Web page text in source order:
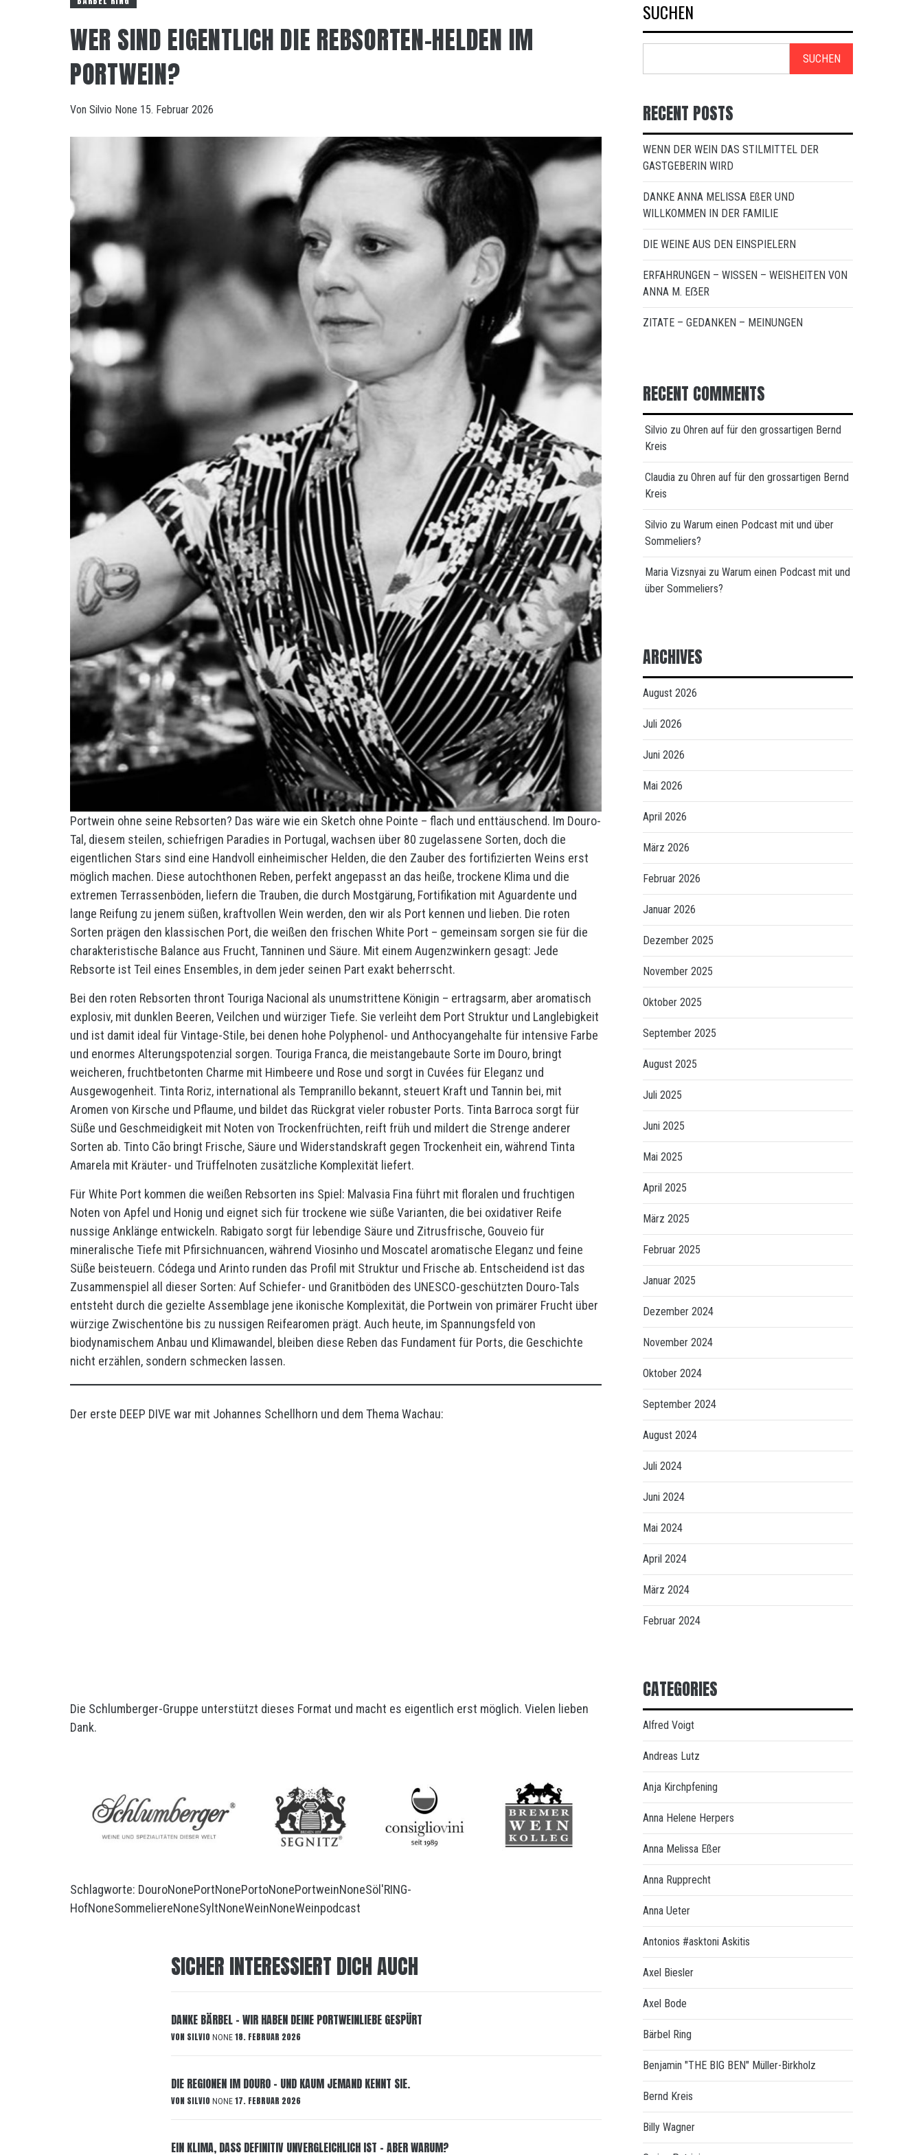
WER SIND EIGENTLICH DIE REBSORTEN-HELDEN IM
PORTWEIN?
Von Silvio None 15. Februar 2026
Portwein ohne seine Rebsorten? Das wäre wie ein Sketch ohne Pointe – flach und enttäuschend. Im Douro-
Tal, diesem steilen, schiefrigen Paradies in Portugal, wachsen über 80 zugelassene Sorten, doch die
eigentlichen Stars sind eine Handvoll einheimischer Helden, die den Zauber des fortifizierten Weins erst
möglich machen. Diese autochthonen Reben, perfekt angepasst an das heiße, trockene Klima und die
extremen Terrassenböden, liefern die Trauben, die durch Mostgärung, Fortifikation mit Aguardente und
lange Reifung zu jenem süßen, kraftvollen Wein werden, den wir als Port kennen und lieben. Die roten
Sorten prägen den klassischen Port, die weißen den frischen White Port – gemeinsam sorgen sie für die
charakteristische Balance aus Frucht, Tanninen und Säure. Mit einem Augenzwinkern gesagt: Jede
Rebsorte ist Teil eines Ensembles, in dem jeder seinen Part exakt beherrscht.
Bei den roten Rebsorten thront Touriga Nacional als unumstrittene Königin – ertragsarm, aber aromatisch
explosiv, mit dunklen Beeren, Veilchen und würziger Tiefe. Sie verleiht dem Port Struktur und Langlebigkeit
und ist damit ideal für Vintage-Stile, bei denen hohe Polyphenol- und Anthocyangehalte für intensive Farbe
und enormes Alterungspotenzial sorgen. Touriga Franca, die meistangebaute Sorte im Douro, bringt
weicheren, fruchtbetonten Charme mit Himbeere und Rose und sorgt in Cuvées für Eleganz und
Ausgewogenheit. Tinta Roriz, international als Tempranillo bekannt, steuert Kraft und Tannin bei, mit
Aromen von Kirsche und Pflaume, und bildet das Rückgrat vieler robuster Ports. Tinta Barroca sorgt für
Süße und Geschmeidigkeit mit Noten von Trockenfrüchten, reift früh und mildert die Strenge anderer
Sorten ab. Tinto Cão bringt Frische, Säure und Widerstandskraft gegen Trockenheit ein, während Tinta
Amarela mit Kräuter- und Trüffelnoten zusätzliche Komplexität liefert.
Für White Port kommen die weißen Rebsorten ins Spiel: Malvasia Fina führt mit floralen und fruchtigen
Noten von Apfel und Honig und eignet sich für trockene wie süße Varianten, die bei oxidativer Reife
nussige Anklänge entwickeln. Rabigato sorgt für lebendige Säure und Zitrusfrische, Gouveio für
mineralische Tiefe mit Pfirsichnuancen, während Viosinho und Moscatel aromatische Eleganz und feine
Süße beisteuern. Códega und Arinto runden das Profil mit Struktur und Frische ab. Entscheidend ist das
Zusammenspiel all dieser Sorten: Auf Schiefer- und Granitböden des UNESCO-geschützten Douro-Tals
entsteht durch die gezielte Assemblage jene ikonische Komplexität, die Portwein von primärer Frucht über
würzige Zwischentöne bis zu nussigen Reifearomen prägt. Auch heute, im Spannungsfeld von
biodynamischem Anbau und Klimawandel, bleiben diese Reben das Fundament für Ports, die Geschichte
nicht erzählen, sondern schmecken lassen.
Der erste DEEP DIVE war mit Johannes Schellhorn und dem Thema Wachau:
Die Schlumberger-Gruppe unterstützt dieses Format und macht es eigentlich erst möglich. Vielen lieben
Dank.
Schlagworte: DouroNonePortNonePortoNonePortweinNoneSöl'RING-
HofNoneSommeliereNoneSyltNoneWeinNoneWeinpodcast
SICHER INTERESSIERT DICH AUCH
DANKE BÄRBEL – WIR HABEN DEINE PORTWEINLIEBE GESPÜRT
VON SILVIO NONE 18. FEBRUAR 2026
DIE REGIONEN IM DOURO – UND KAUM JEMAND KENNT SIE.
VON SILVIO NONE 17. FEBRUAR 2026
EIN KLIMA, DASS DEFINITIV UNVERGLEICHLICH IST – ABER WARUM?
SUCHEN
SUCHEN
RECENT POSTS
WENN DER WEIN DAS STILMITTEL DER
GASTGEBERIN WIRD
DANKE ANNA MELISSA EßER UND
WILLKOMMEN IN DER FAMILIE
DIE WEINE AUS DEN EINSPIELERN
ERFAHRUNGEN – WISSEN – WEISHEITEN VON
ANNA M. EẞER
ZITATE – GEDANKEN – MEINUNGEN
RECENT COMMENTS
Silvio zu Ohren auf für den grossartigen Bernd
Kreis
Claudia zu Ohren auf für den grossartigen Bernd
Kreis
Silvio zu Warum einen Podcast mit und über
Sommeliers?
Maria Vizsnyai zu Warum einen Podcast mit und
über Sommeliers?
ARCHIVES
August 2026
Juli 2026
Juni 2026
Mai 2026
April 2026
März 2026
Februar 2026
Januar 2026
Dezember 2025
November 2025
Oktober 2025
September 2025
August 2025
Juli 2025
Juni 2025
Mai 2025
April 2025
März 2025
Februar 2025
Januar 2025
Dezember 2024
November 2024
Oktober 2024
September 2024
August 2024
Juli 2024
Juni 2024
Mai 2024
April 2024
März 2024
Februar 2024
CATEGORIES
Alfred Voigt
Andreas Lutz
Anja Kirchpfening
Anna Helene Herpers
Anna Melissa Eßer
Anna Rupprecht
Anna Ueter
Antonios #asktoni Askitis
Axel Biesler
Axel Bode
Bärbel Ring
Benjamin "THE BIG BEN" Müller-Birkholz
Bernd Kreis
Billy Wagner